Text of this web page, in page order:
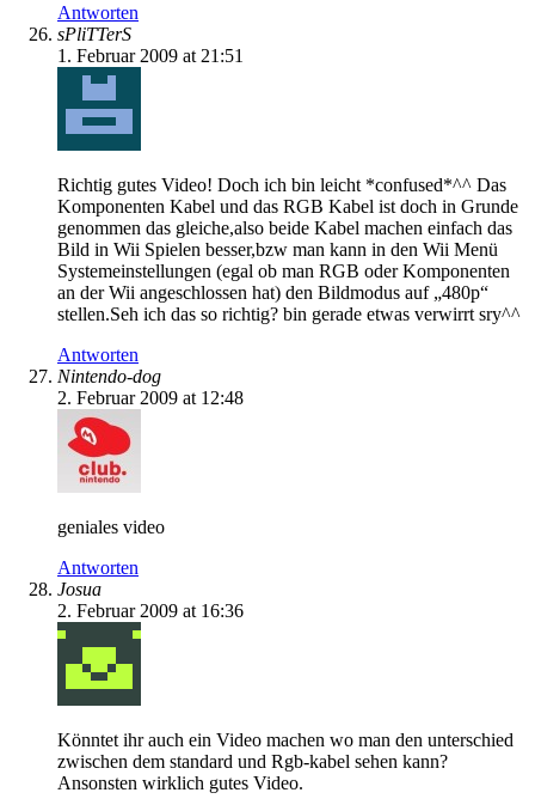
Antworten
sPliTTerS
1. Februar 2009 at 21:51
Richtig gutes Video! Doch ich bin leicht *confused*^^ Das
Komponenten Kabel und das RGB Kabel ist doch in Grunde
genommen das gleiche,also beide Kabel machen einfach das
Bild in Wii Spielen besser,bzw man kann in den Wii Menü
Systemeinstellungen (egal ob man RGB oder Komponenten
an der Wii angeschlossen hat) den Bildmodus auf „480p“
stellen.Seh ich das so richtig? bin gerade etwas verwirrt sry^^
Antworten
Nintendo-dog
2. Februar 2009 at 12:48
geniales video
Antworten
Josua
2. Februar 2009 at 16:36
Könntet ihr auch ein Video machen wo man den unterschied
zwischen dem standard und Rgb-kabel sehen kann?
Ansonsten wirklich gutes Video.